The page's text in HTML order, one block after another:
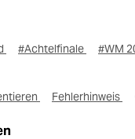
#Achtelfinale #WM
Fehlerhinweis